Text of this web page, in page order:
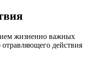
жизненно важных
действия